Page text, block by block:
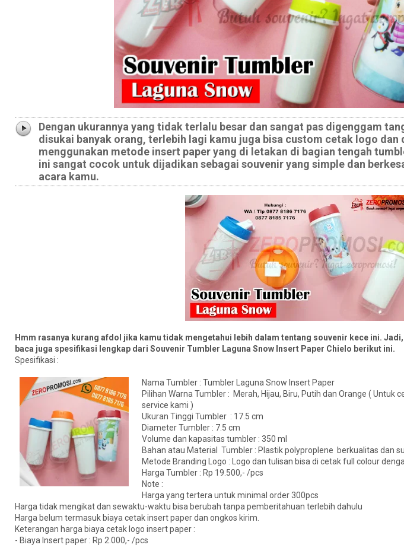
Dengan ukurannya yang tidak terlalu besar dan sangat pas digenggam
disukai banyak orang, terlebih lagi kamu juga bisa custom cetak logo
menggunakan metode insert paper yang di letakan di bagian tengah
ini sangat cocok untuk dijadikan sebagai souvenir yang simple dan
acara kamu.
Hmm rasanya kurang afdol jika kamu tidak mengetahui lebih dalam tentang souvenir kece ini.
baca juga spesifikasi lengkap dari Souvenir Tumbler Laguna Snow Insert Paper Chielo berikut ini.
Spesifikasi :
Nama Tumbler : Tumbler Laguna Snow Insert Paper
Pilihan Warna Tumbler : Merah, Hijau, Biru, Putih dan Orange ( Untuk
service kami )
Ukuran Tinggi Tumbler : 17.5 cm
Diameter Tumbler : 7.5 cm
Volume dan kapasitas tumbler : 350 ml
Bahan atau Material Tumbler : Plastik polyproplene berkualitas dan
Metode Branding Logo : Logo dan tulisan bisa di cetak full colour
Harga Tumbler : Rp 19.500,- /pcs
Note :
Harga yang tertera untuk minimal order 300pcs
Harga tidak mengikat dan sewaktu-waktu bisa berubah tanpa pemberitahuan terlebih dahulu
Harga belum termasuk biaya cetak insert paper dan ongkos kirim.
Keterangan harga biaya cetak logo insert paper :
- Biaya Insert paper : Rp 2.000,- /pcs